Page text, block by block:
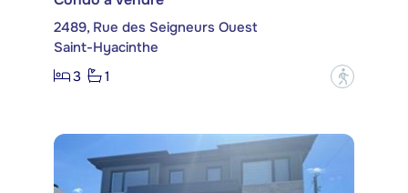
2489, Rue des Seigneurs Ouest
Saint-Hyacinthe
3
1 ?